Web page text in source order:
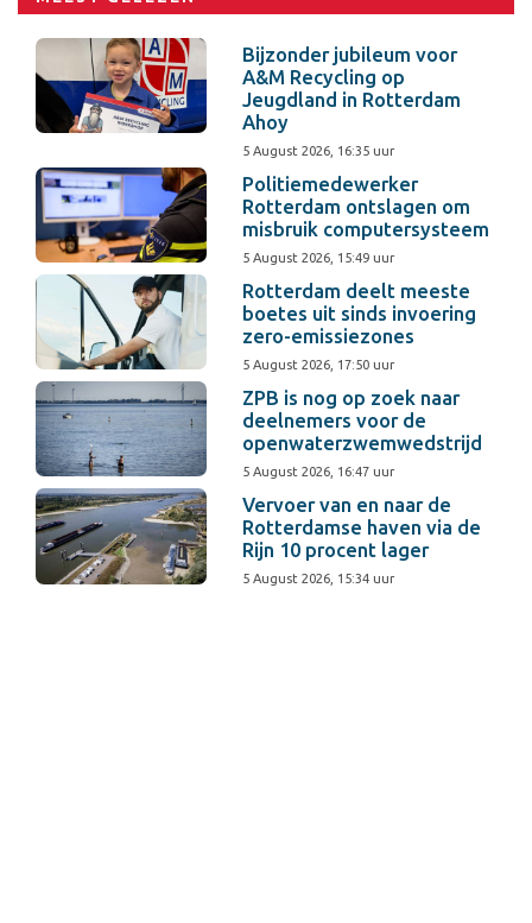
Bijzonder jubileum voor
A&M Recycling op
Jeugdland in Rotterdam
Ahoy
5 August 2026, 16:35 uur
Politiemedewerker
Rotterdam ontslagen om
misbruik computersysteem
5 August 2026, 15:49 uur
Rotterdam deelt meeste
boetes uit sinds invoering
zero-emissiezones
5 August 2026, 17:50 uur
ZPB is nog op zoek naar
deelnemers voor de
openwaterzwemwedstrijd
5 August 2026, 16:47 uur
Vervoer van en naar de
Rotterdamse haven via de
Rijn 10 procent lager
5 August 2026, 15:34 uur